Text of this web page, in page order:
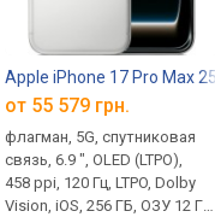
Apple iPhone 17 Pro Max
от 55 579 грн.
флагман, 5G, спутниковая
связь, 6.9 ", OLED (LTPO),
458 ppi, 120 Гц, LTPO, Dolby
Vision, iOS, 256 ГБ, ОЗУ 12 ГБ,